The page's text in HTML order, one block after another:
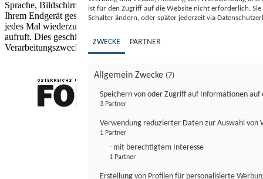
Sprache, Bildschirmgröße, unterstützte Technologien usw.) auf
Ihrem Endgerät gespeichert oder von dort ausgelesen werden, um es
jedes Mal wiederzuerkennen, wenn es eine App oder einer Webseite
aufruft. Dies geschieht für einen oder mehrere der hier aufgeführten
Verarbeitungszwecke.
ist für den Zugriff auf die Website nicht erforderlich.
Schalter ändern, oder später jederzeit via
ZWECKE PARTNER
Allgemein Zwecke (7)
Speichern von oder Zugriff auf Informationen auf
3 Partner
Verwendung reduzierter Daten zur Auswahl von
1 Partner
- mit berechtigtem Interesse
1 Partner
Erstellung von Profilen für personalisierte
FONDS professionell